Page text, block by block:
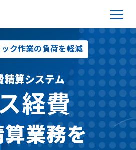
ク作業の負荷を軽減
精算システム
経費
業務を